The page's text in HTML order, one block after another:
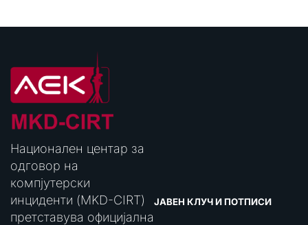
Национален центар за
одговор на
компјутерски
инциденти (MKD-CIRT)
претставува официјална
ЈАВЕН КЛУЧ И ПОТПИСИ